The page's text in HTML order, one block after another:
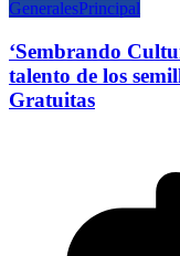
GeneralesPrincipal
‘Sembrando
talento de los
Gratuitas